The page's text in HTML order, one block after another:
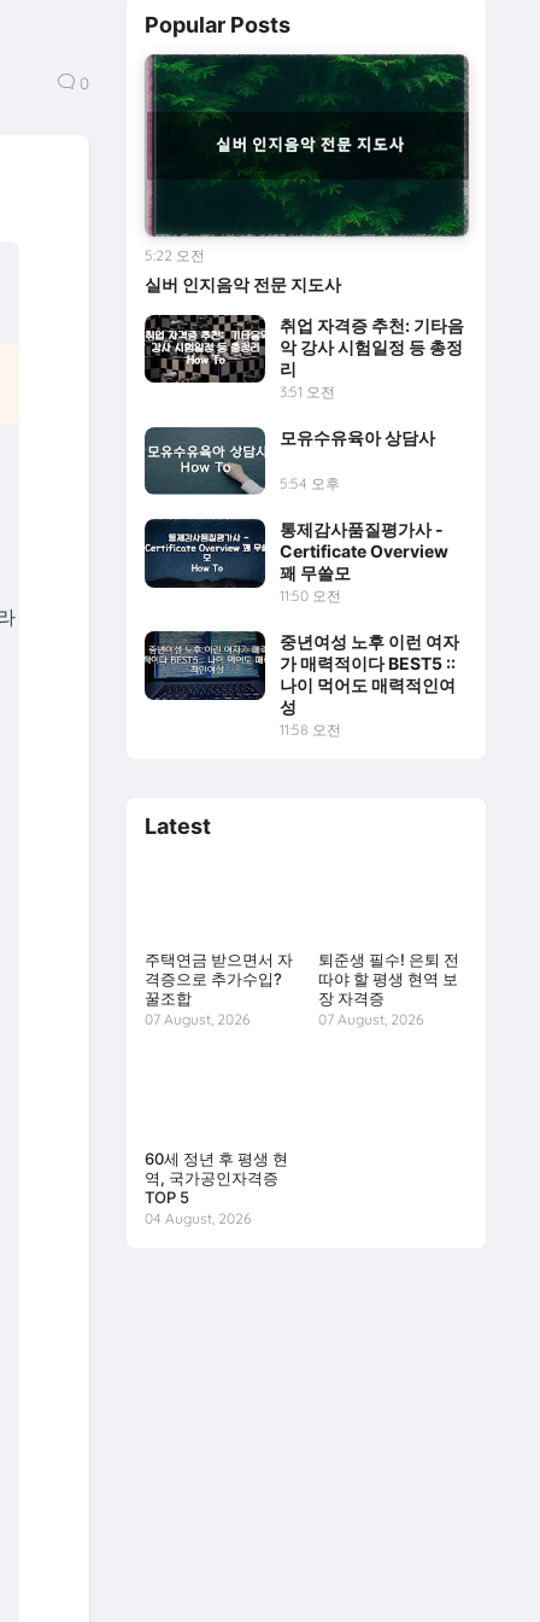
0
Popular Posts
실버 인지음악 전문 지도사
5:22 오전
취업 자격증 추천: 기타음
악 강사 시험일정 등 총정
리
3:51 오전
모유수유육아 상담사
5:54 오후
통제감사품질평가사 -
Certificate Overview
꽤 무쓸모
11:50 오전
중년여성 노후 이런 여자
가 매력적이다 BEST5 ::
나이 먹어도 매력적인여
성
11:58 오전
Latest
주택연금 받으면서 자
격증으로 추가수입?
꿀조합
07 August, 2026
퇴준생 필수! 은퇴 전
따야 할 평생 현역 보
장 자격증
07 August, 2026
60세 정년 후 평생 현
역, 국가공인자격증
TOP 5
04 August, 2026